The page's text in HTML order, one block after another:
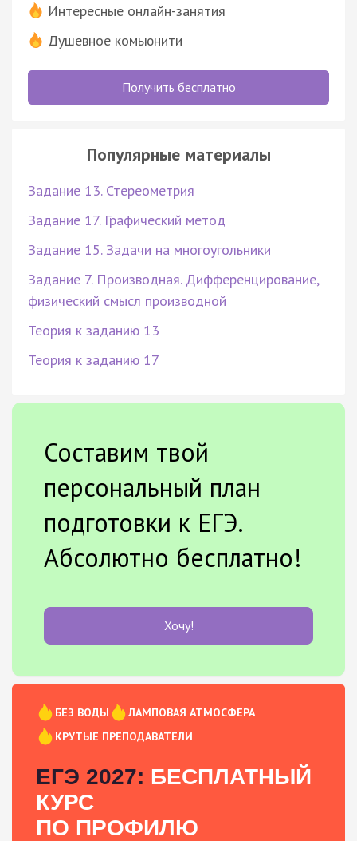
Интересные онлайн-занятия
Душевное комьюнити
Получить бесплатно
Популярные материалы
Задание 13. Стереометрия
Задание 17. Графический метод
Задание 15. Задачи на многоугольники
Задание 7. Производная. Дифференцирование,
физический смысл производной
Теория к заданию 13
Теория к заданию 17
Составим твой
персональный план
подготовки к ЕГЭ.
Абсолютно бесплатно!
Хочу!
БЕЗ ВОДЫ
ЛАМПОВАЯ АТМОСФЕРА
КРУТЫЕ ПРЕПОДАВАТЕЛИ
ЕГЭ 2027: БЕСПЛАТНЫЙ
КУРС
ПО ПРОФИЛЮ